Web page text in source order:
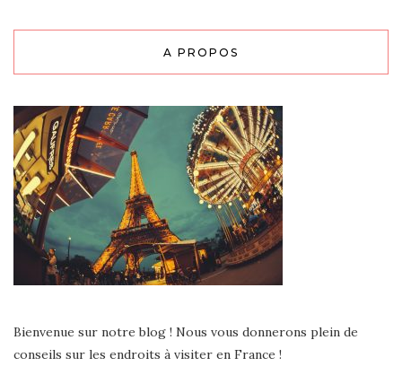
A PROPOS
Bienvenue sur notre blog ! Nous vous donnerons plein de
conseils sur les endroits à visiter en France !